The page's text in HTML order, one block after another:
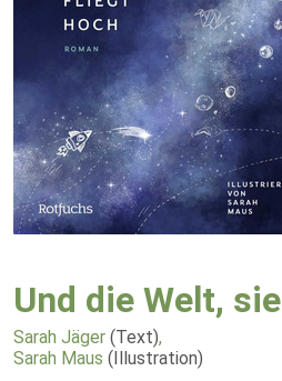
Und die Welt,
Sarah Jäger (Text),
Sarah Maus (Illustration)